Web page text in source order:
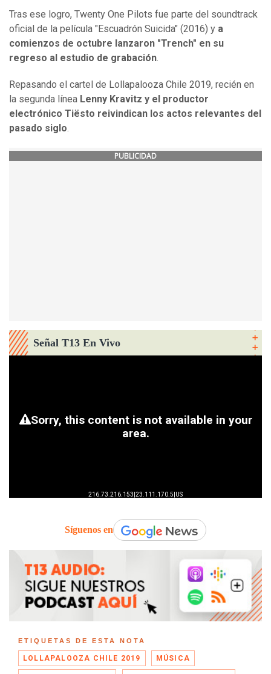
Tras ese logro, Twenty One Pilots fue parte del soundtrack
oficial de la película "Escuadrón Suicida" (2016) y a
comienzos de octubre lanzaron "Trench" en su
regreso al estudio de grabación.
Repasando el cartel de Lollapalooza Chile 2019, recién en
la segunda línea Lenny Kravitz y el productor
electrónico Tiësto reivindican los actos relevantes del
pasado siglo.
PUBLICIDAD
Señal T13 En Vivo
Síguenos en
ETIQUETAS DE ESTA NOTA
LOLLAPALOOZA CHILE 2019 MÚSICA